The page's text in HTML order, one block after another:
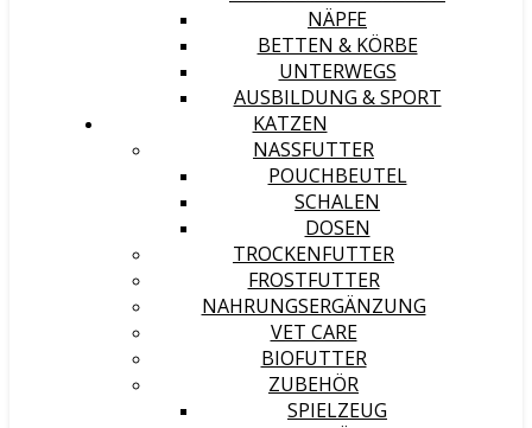
NÄPFE
BETTEN & KÖRBE
UNTERWEGS
AUSBILDUNG & SPORT
KATZEN
NASSFUTTER
POUCHBEUTEL
SCHALEN
DOSEN
TROCKENFUTTER
FROSTFUTTER
NAHRUNGSERGÄNZUNG
VET CARE
BIOFUTTER
ZUBEHÖR
SPIELZEUG